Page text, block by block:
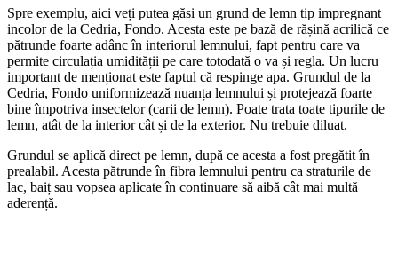
Spre exemplu, aici veți putea găsi un grund de lemn tip impregnant
incolor de la Cedria, Fondo. Acesta este pe bază de rășină acrilică ce
pătrunde foarte adânc în interiorul lemnului, fapt pentru care va
permite circulația umidității pe care totodată o va și regla. Un lucru
important de menționat este faptul că respinge apa. Grundul de la
Cedria, Fondo uniformizează nuanța lemnului și protejează foarte
bine împotriva insectelor (carii de lemn). Poate trata toate tipurile de
lemn, atât de la interior cât și de la exterior. Nu trebuie diluat.
Grundul se aplică direct pe lemn, după ce acesta a fost pregătit în
prealabil. Acesta pătrunde în fibra lemnului pentru ca straturile de
lac, baiț sau vopsea aplicate în continuare să aibă cât mai multă
aderență.